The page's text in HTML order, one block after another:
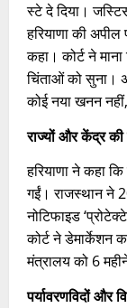
स्टे दे दिया।
हरियाणा की अपील
कहा। कोर्ट ने
चिंताओं को सुना।
कोई नया खनन
राज्यों और केंद्र
हरियाणा ने कहा
गईं। राजस्थान ने
नोटिफाइड
कोर्ट ने डेमार्केशन
मंत्रालय को 6 महीने
पर्यावरणविदों और